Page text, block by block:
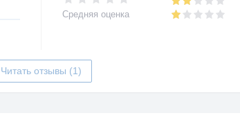
Средняя оценка
Читать отзывы (1)